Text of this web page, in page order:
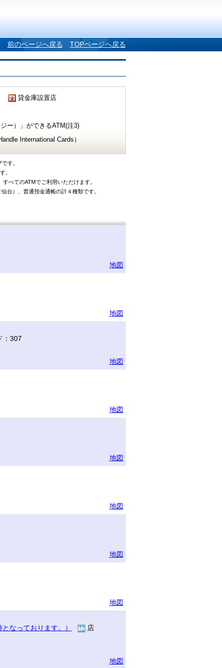
前のページへ戻る TOPページへ戻る
貸金庫設置店
ー）」ができるATM(注3)
International Cards）
す。
。
べてのATMでご利用いただけます。
台）、普通預金通帳の計４種類です。
地図
地図
：307
地図
地図
地図
地図
地図
地図
なっております。）
店
地図